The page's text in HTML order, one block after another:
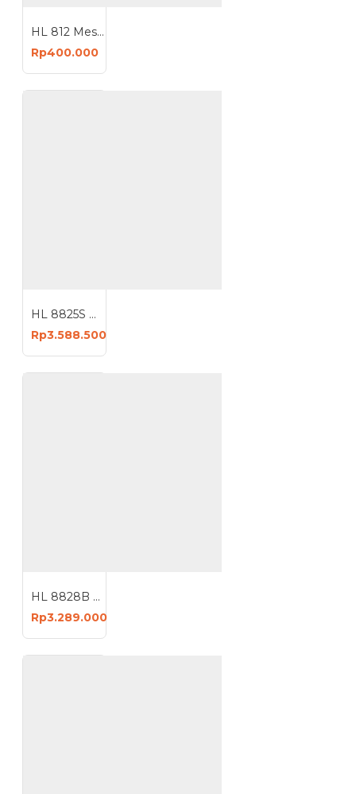
HL 812 Mesin Bor Baterai Cordless Drill 2 Battery 12V
Rp400.000
HL 8825S Mesin Bor Magnet Magnetic Drill 1200 Watt
Rp3.588.500
HL 8828B Mesin Bor Magnet Magnetic Drill 1300 Watt
Rp3.289.000